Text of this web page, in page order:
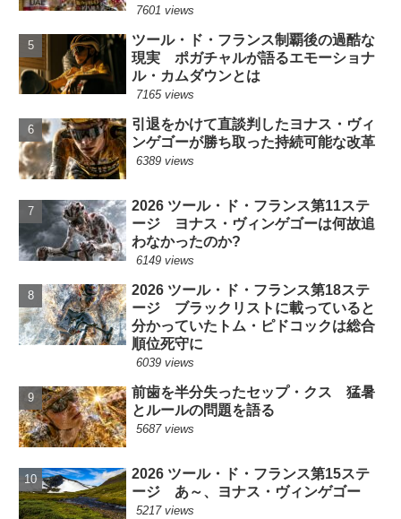
7601 views
ツール・ド・フランス制覇後の過酷な
現実 ポガチャルが語るエモーショナ
ル・カムダウンとは
7165 views
引退をかけて直談判したヨナス・ヴィ
ンゲゴーが勝ち取った持続可能な改革
6389 views
2026 ツール・ド・フランス第11ステ
ージ ヨナス・ヴィンゲゴーは何故追
わなかったのか?
6149 views
2026 ツール・ド・フランス第18ステ
ージ ブラックリストに載っていると
分かっていたトム・ピドコックは総合
順位死守に
6039 views
前歯を半分失ったセップ・クス 猛暑
とルールの問題を語る
5687 views
2026 ツール・ド・フランス第15ステ
ージ あ～、ヨナス・ヴィンゲゴー
5217 views